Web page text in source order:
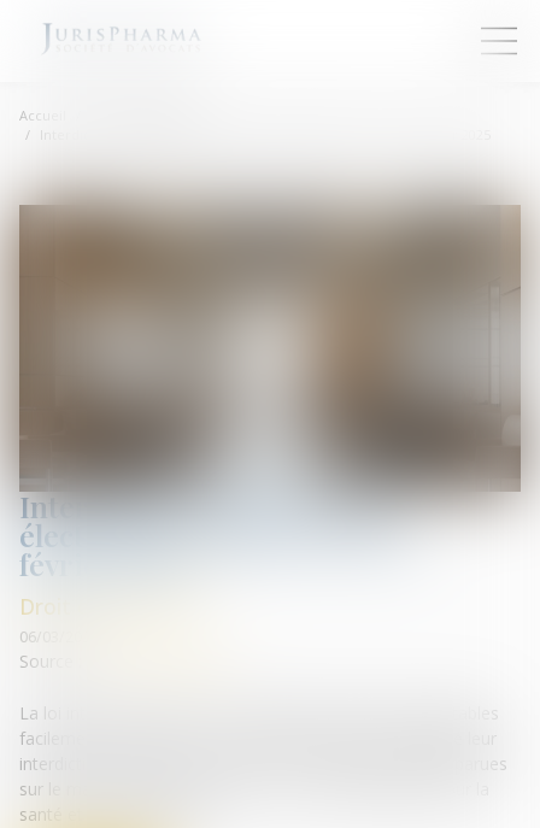
Accueil
Interdiction Puffs cigarette électronique jetable Loi du 24 février 2025
Interdiction Puffs cigarette
électronique jetable Loi du 24
février 2025
Droit de la santé
06/03/2025
Source :
La loi interdit les "puffs", ces cigarettes électroniques jetables
facilement accessibles et très prisées des jeunes, malgré leur
interdiction de vente aux mineurs. Les puffs, qui sont apparues
sur le marché français en 2021, sont dommageables pour la
santé et l'environnement...